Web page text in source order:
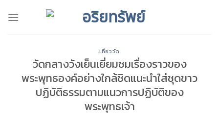
เที่ยววัด
วัดกลางวังเย็นเยี่ยมชมเรื่องราวของ
พระพุทธองค์อย่างใกล้ชิดแนะนำใส่ชุดขาว
ปฏิบัติธรรมตามแนวการปฏิบัติของ
พระพุทธเจ้า